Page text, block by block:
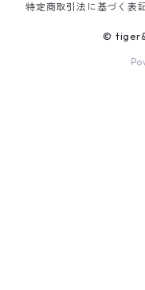
特定商取引法に基づく表
©